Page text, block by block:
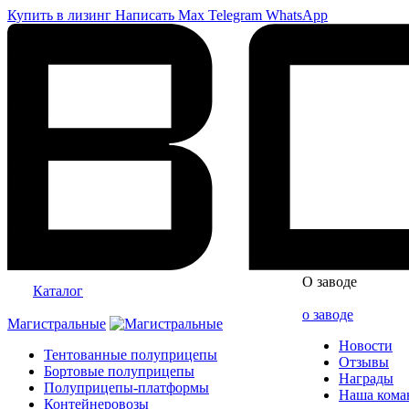
Купить в лизинг Написать Max Telegram WhatsApp
Каталог
Магистральные
Тентованные полуприцепы
Бортовые полуприцепы
Полуприцепы-платформы
Контейнеровозы
О заводе
о заводе
Новости
Отзывы
Награды
Наша